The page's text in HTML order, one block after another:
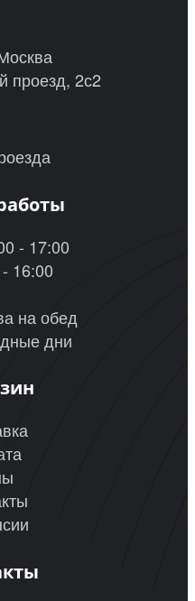
проезд, 2с2
- 17:00
16:00
на обед
дни